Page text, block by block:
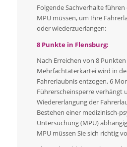
Folgende Sachverhalte führen
MPU müssen, um Ihre
oder wiederzuerlangen:
8 Punkte in Flensburg:
Nach Erreichen von 8
Mehrfachtäterkartei wird in
Fahrerlaubnis entzogen, 6
Führerscheinsperre verhängt
Wiedererlangung der
Bestehen einer medizinisch-
Untersuchung (MPU)
MPU müssen Sie sich richtig